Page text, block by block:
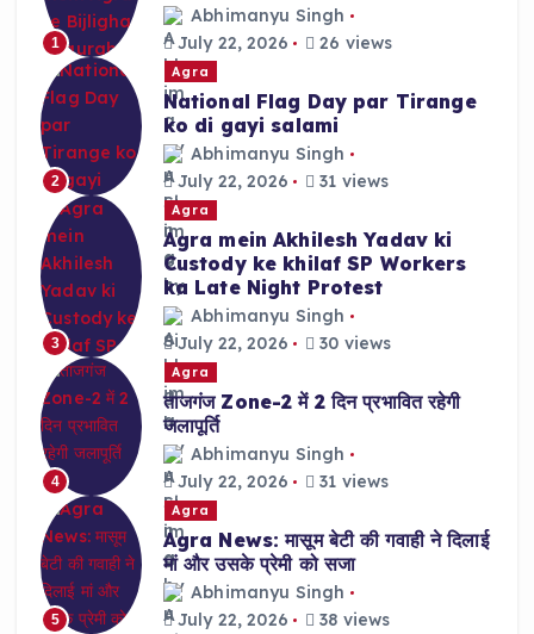
1
Abhimanyu Singh
July 22, 2026
26 views
2
Agra
National Flag Day par Tirange
ko di gayi salami
Abhimanyu Singh
July 22, 2026
31 views
3
Agra
Agra mein Akhilesh Yadav ki
Custody ke khilaf SP Workers
ka Late Night Protest
Abhimanyu Singh
July 22, 2026
30 views
4
Agra
ताजगंज Zone-2 में 2 दिन प्रभावित रहेगी
जलापूर्ति
Abhimanyu Singh
July 22, 2026
31 views
5
Agra
Agra News: मासूम बेटी की गवाही ने दिलाई
मां और उसके प्रेमी को सजा
Abhimanyu Singh
July 22, 2026
38 views